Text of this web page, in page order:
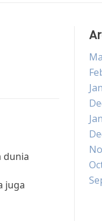
dunia
juga